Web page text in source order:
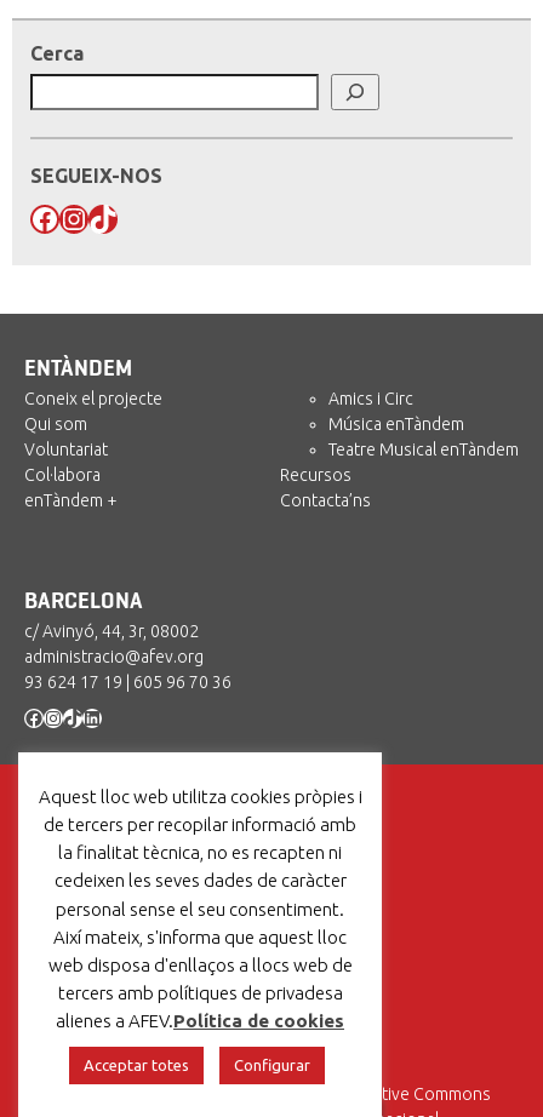
Cerca
SEGUEIX-NOS
Facebook
Instagram
TikTok
ENTÀNDEM
Coneix el projecte
Qui som
Voluntariat
Col·labora
enTàndem +
Amics i Circ
Música enTàndem
Teatre Musical enTàndem
Recursos
Contacta’ns
BARCELONA
c/ Avinyó, 44, 3r, 08002
administracio@afev.org
93 624 17 19
605 96 70 36
Facebook
Instagram
TikTok
LinkedIn
Un projecte de:
Avís legal|Política de cookies
Llicència Creative Commons
Aquest lloc web utilitza cookies pròpies i
de tercers per recopilar informació amb
la finalitat tècnica, no es recapten ni
cedeixen les seves dades de caràcter
personal sense el seu consentiment.
Així mateix, s'informa que aquest lloc
web disposa d'enllaços a llocs web de
tercers amb polítiques de privadesa
alienes a AFEV.Política de cookies
Acceptar totes Configurar